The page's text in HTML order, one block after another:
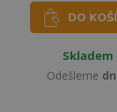
DO
Skladem
Odešleme